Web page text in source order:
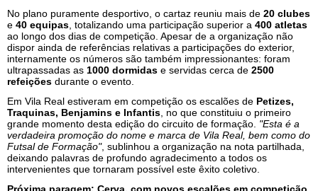
No plano puramente desportivo, o cartaz reuniu mais de 20 clubes
e 40 equipas , totalizando uma participação superior a 400 atletas
ao longo dos dias de competição. Apesar de a organização não
dispor ainda de referências relativas a participações do exterior,
internamente os números são também impressionantes: foram
ultrapassadas as 1000 dormidas e servidas cerca de 2500
refeições durante o evento.
Em Vila Real estiveram em competição os escalões de Petizes,
Traquinas, Benjamins e Infantis , no que constituiu o primeiro
grande momento desta edição do circuito de formação. "Esta é a
verdadeira promoção do nome e marca de Vila Real, bem como do
Futsal de Formação", sublinhou a organização na nota partilhada,
deixando palavras de profundo agradecimento a todos os
intervenientes que tornaram possível este êxito coletivo.